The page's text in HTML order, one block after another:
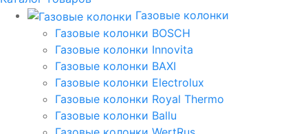
Газовые колонки
Газовые колонки BOSCH
Газовые колонки Innovita
Газовые колонки BAXI
Газовые колонки Electrolux
Газовые колонки Royal Thermo
Газовые колонки Ballu